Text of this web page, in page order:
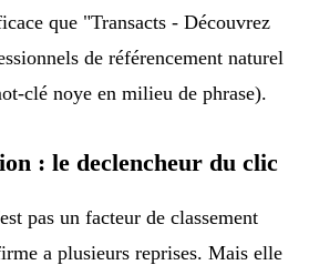
que "Transacts - Découvrez
de référencement naturel
clé noye en milieu de phrase).
: le declencheur du clic
pas un facteur de classement
a plusieurs reprises. Mais elle